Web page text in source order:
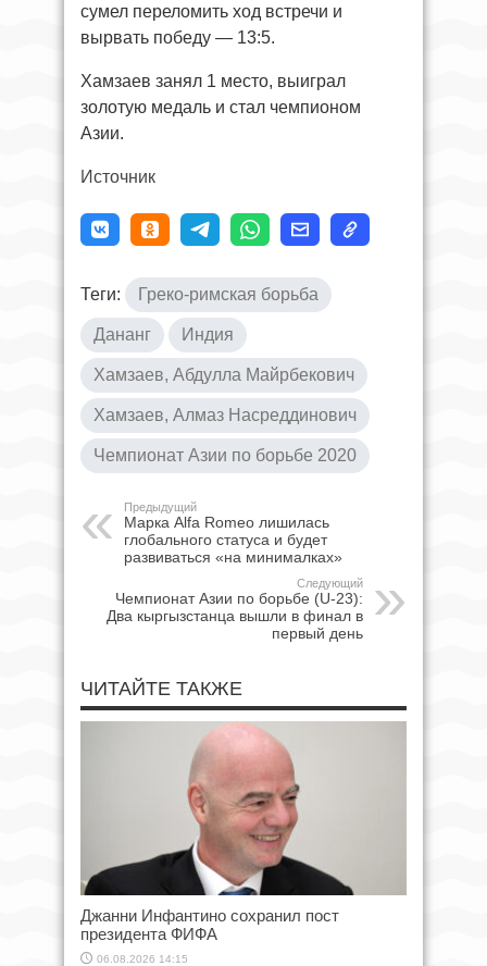
сумел переломить ход встречи и
вырвать победу — 13:5.
Хамзаев занял 1 место, выиграл
золотую медаль и стал чемпионом
Азии.
Источник
Теги: Греко-римская борьба
Дананг Индия
Хамзаев, Абдулла Майрбекович
Хамзаев, Алмаз Насреддинович
Чемпионат Азии по борьбе 2020
Предыдущий
Марка Alfa Romeo лишилась
глобального статуса и будет
развиваться «на минималках»
Следующий
Чемпионат Азии по борьбе (U-23):
Два кыргызстанца вышли в финал в
первый день
ЧИТАЙТЕ ТАКЖЕ
Джанни Инфантино сохранил пост
президента ФИФА
06.08.2026 14:15